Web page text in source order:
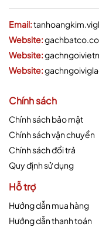
Email:
Website:
Website:
Website:
Chính sách
Chính sách bảo mật
Chính sách vận chuyển
Chính sách đổi trả
Quy định sử dụng
Hỗ trợ
Hướng dẫn mua hàng
Hướng dẫn thanh toán